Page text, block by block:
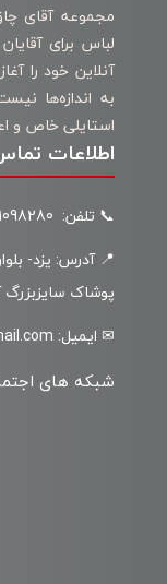
مجموعه آقای
آنلاین خود را
به اندازه‌ها
استایلی خاص و
اطلاعات
📞 تلفن: 91098280- 035
📍 آدرس: یزد-
پوشاک
✉ ایمیل: info.mesterfat@gmail.com
شبکه های